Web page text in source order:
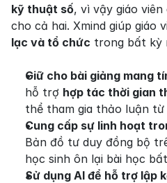
kỹ thuật số, vì vậy giáo
cho cả hai. Xmind giúp giáo
lạc và tổ chức trong bất kỳ
Giữ cho bài giảng mang
hỗ trợ hợp tác thời gian
thể tham gia thảo luận
Cung cấp sự linh hoạt
Bản đồ tư duy đồng bộ
học sinh ôn lại bài học
Sử dụng AI để hỗ trợ lập